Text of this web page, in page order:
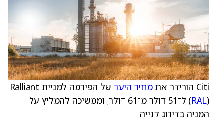
Citi הורידה את מחיר היעד
של הפירמה למניית Ralliant
(RAL
) ל־51 דולר מ־61 דולר, וממשיכה להמליץ על
המניה בדירוג קנייה.